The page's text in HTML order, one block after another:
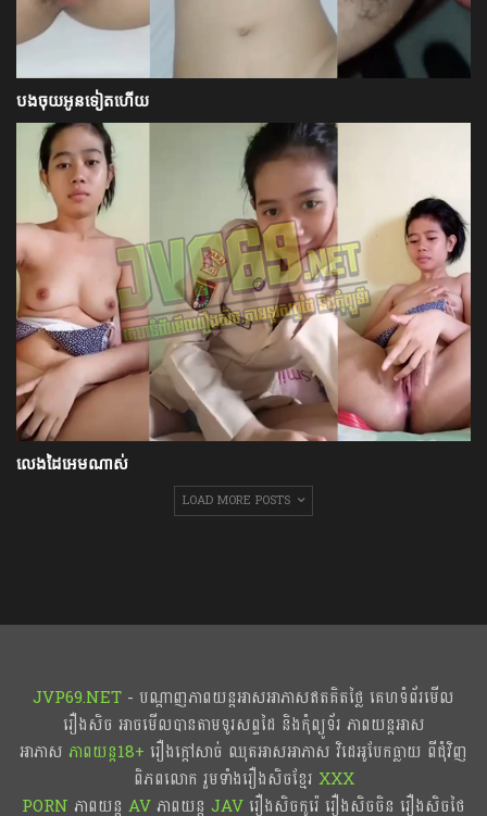
បងចុយអូនទៀតហើយ
លេងដៃអេមណាស់
LOAD MORE POSTS
JVP69.NET - បណ្ដាញភាពយន្តអាសអាភាសឥតគិតថ្លៃ គេហទំព័រមើល
រឿងសិច អាចមើលបានតាមទូរសព្ទដៃ និងកុំព្យូទ័រ ភាពយន្តអាស
អាភាស ភាពយន្ត18+​​ រឿងក្ដៅសាច់ ឈុតអាសអាភាស វិដេអូបែកធ្លាយ ពីជុំវិញ
ពិភពលោក រួមទាំងរឿងសិចខ្មែរ XXX
PORN ភាពយន្ត AVភាពយន្ត JAVរឿងសិចកូរ៉េ រឿងសិចចិន​ រឿងសិចថៃ